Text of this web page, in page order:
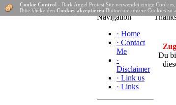
Navigation
· Home
· Contact
Me
·
Disclaimer
· Link us
· Links
Cookie Control - Dark Angel Protest Site verwendet einige
Bitte klicke den Cookies akzeptieren Button um unsere Cookies zu
Du